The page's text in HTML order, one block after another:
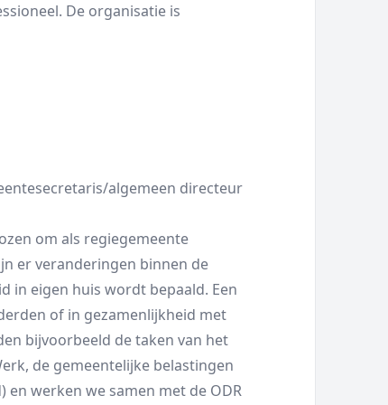
De organisatie is
algemeen directeur
om als regiegemeente
er veranderingen binnen de
in eigen huis wordt bepaald. Een
of in gezamenlijkheid met
bijvoorbeeld de taken van het
de gemeentelijke belastingen
en werken we samen met de ODR